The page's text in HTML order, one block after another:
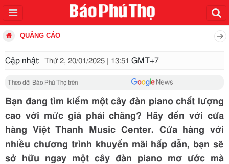
QUẢNG CÁO
Cập nhật: Thứ 2, 20/01/2025 | 13:51 GMT+7
Theo dõi Báo Phú Thọ trên
Bạn đang tìm kiếm một cây đàn piano chất lượng
cao với mức giá phải chăng? Hãy đến với cửa
hàng Việt Thanh Music Center. Cửa hàng với
nhiều chương trình khuyến mãi hấp dẫn, bạn sẽ
sở hữu ngay một cây đàn piano mơ ước mà